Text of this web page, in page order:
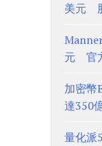
美元
元 官
加密幣
達350
量化派